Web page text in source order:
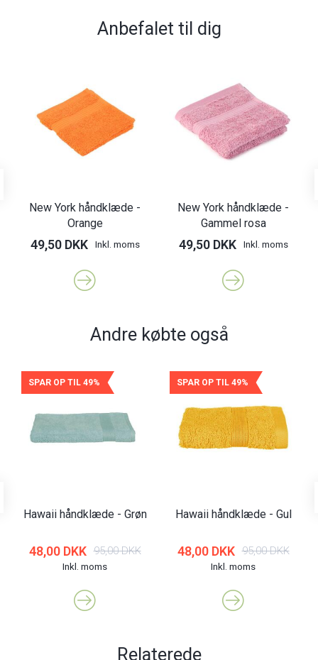
Anbefalet til dig
New York håndklæde -
Orange
49,50 DKK Inkl. moms
New York håndklæde -
Gammel rosa
49,50 DKK Inkl. moms
Andre købte også
SPAR OP TIL 49%
Hawaii håndklæde - Grøn
48,00 DKK 95,00 DKK
Inkl. moms
SPAR OP TIL 49%
Hawaii håndklæde - Gul
48,00 DKK 95,00 DKK
Inkl. moms
Relaterede